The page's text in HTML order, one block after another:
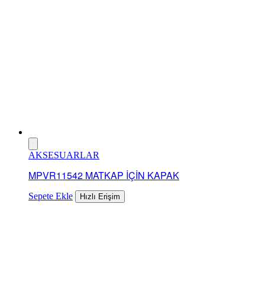
AKSESUARLAR
MPVR11542 MATKAP İÇİN KAPAK
Sepete Ekle Hızlı Erişim